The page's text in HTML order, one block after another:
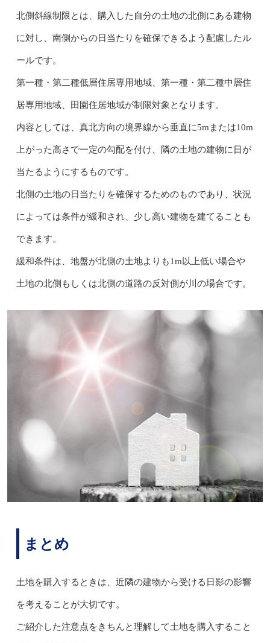
北側斜線制限とは、購入した自分の土地の北側にある建物
に対し、南側からの日当たりを確保できるよう配慮したル
ールです。
第一種・第二種低層住居専用地域、第一種・第二種中層住
居専用地域、田園住居地域が制限対象となります。
内容としては、真北方向の境界線から垂直に5mまたは10m
上がった高さで一定の勾配を付け、隣の土地の建物に日が
当たるようにするものです。
北側の土地の日当たりを確保するためのものであり、状況
によっては条件が緩和され、少し高い建物を建てることも
できます。
緩和条件は、地盤が北側の土地よりも1m以上低い場合や
土地の北側もしくは北側の道路の反対側が川の場合です。
まとめ
土地を購入するときは、近隣の建物から受ける日影の影響
を考えることが大切です。
ご紹介した注意点をきちんと理解して土地を購入すること